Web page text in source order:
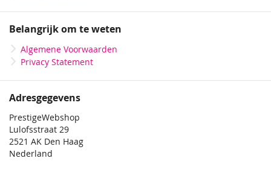
Belangrijk om te weten
Algemene Voorwaarden
Privacy Statement
Adresgegevens
PrestigeWebshop
Lulofsstraat 29
2521 AK Den Haag
Nederland